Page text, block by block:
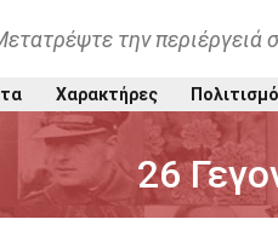
την περιέργειά
Χαρακτήρες
26